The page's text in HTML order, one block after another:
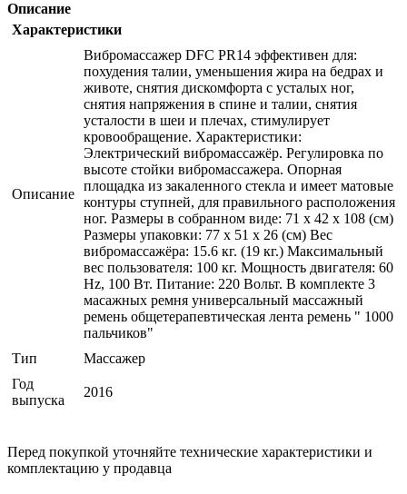
Описание
Характеристики
Описание
Вибромассажер DFC PR14 эффективен для:
похудения талии, уменьшения жира на бедрах и
животе, снятия дискомфорта с усталых ног,
снятия напряжения в спине и талии, снятия
усталости в шеи и плечах, стимулирует
кровообращение. Характеристики:
Электрический вибромассажёр. Регулировка по
высоте стойки вибромассажера. Опорная
площадка из закаленного стекла и имеет матовые
контуры ступней, для правильного расположения
ног. Размеры в собранном виде: 71 x 42 x 108 (см)
Размеры упаковки: 77 x 51 x 26 (см) Вес
вибромассажёра: 15.6 кг. (19 кг.) Максимальный
вес пользователя: 100 кг. Мощность двигателя: 60
Hz, 100 Вт. Питание: 220 Вольт. В комплекте 3
масажных ремня универсальный массажный
ремень общетерапевтическая лента ремень " 1000
пальчиков"
Тип
Массажер
Год
выпуска
2016
Перед покупкой уточняйте технические характеристики и
комплектацию у продавца